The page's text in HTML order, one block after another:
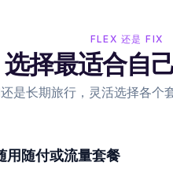
FLEX 还是 FIX
选择最适合自
是长期旅行，灵活选择各个
用随付或流量套餐